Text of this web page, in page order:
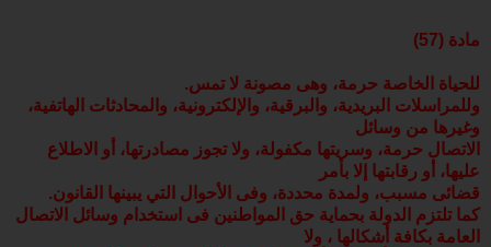
مادة (57)
للحياة الخاصة حرمة، وهى مصونة لا تمس.
وللمراسلات البريدية، والبرقية، والإلكترونية، والمحادثات الهاتفية،
وغيرها من وسائل
الاتصال حرمة، وسريتها مكفولة، ولا تجوز مصادرتها، أو الاطلاع
عليها، أو رقابتها إلا بأمر
قضائى مسبب، ولمدة محددة، وفى الأحوال التي يبينها القانون.
كما تلتزم الدولة بحماية حق المواطنين فى استخدام وسائل الاتصال
العامة بكافة أشكالها ، ولا